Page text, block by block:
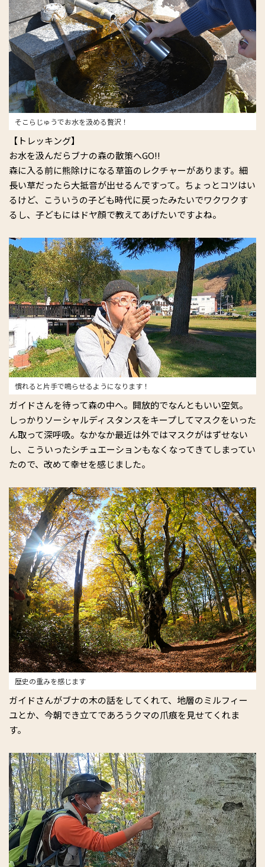
そこらじゅうでお水を汲める贅沢！
【トレッキング】
お水を汲んだらブナの森の散策へGO!!
森に入る前に熊除けになる草笛のレクチャーがあります。細
長い草だったら大抵音が出せるんですって。ちょっとコツはい
るけど、こういうの子ども時代に戻ったみたいでワクワクす
るし、子どもにはドヤ顔で教えてあげたいですよね。
慣れると片手で鳴らせるようになります！
ガイドさんを待って森の中へ。開放的でなんともいい空気。
しっかりソーシャルディスタンスをキープしてマスクをいった
ん取って深呼吸。なかなか最近は外ではマスクがはずせない
し、こういったシチュエーションもなくなってきてしまってい
たので、改めて幸せを感じました。
歴史の重みを感じます
ガイドさんがブナの木の話をしてくれて、地層のミルフィー
ユとか、今朝でき立てであろうクマの爪痕を見せてくれま
す。